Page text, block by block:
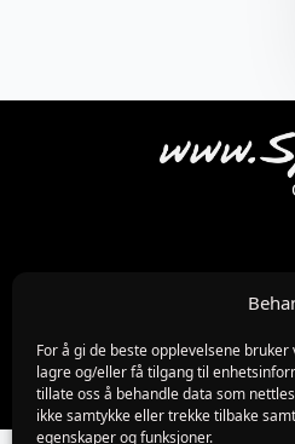
For å gi de beste opplevelsene
lagre og/eller få tilgang til
tillate oss å behandle data som
ikke samtykke eller trekke tilbake
egenskaper og funksjoner.